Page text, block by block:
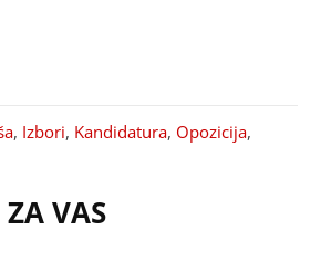
, Izbori, Kandidatura, Opozicija,
VAS